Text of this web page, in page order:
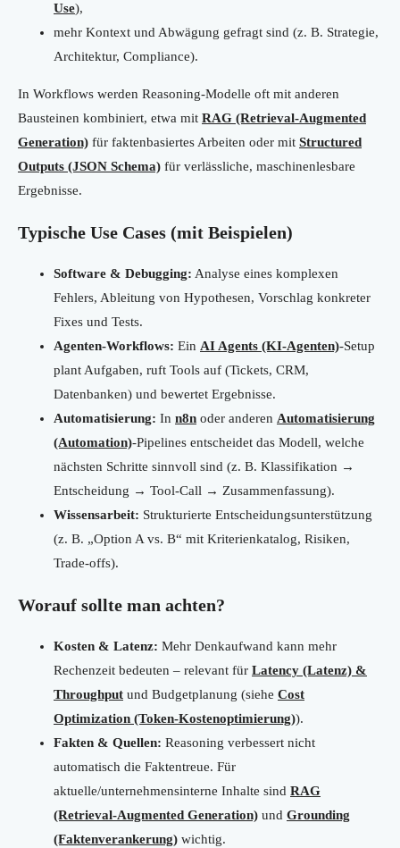
Use),
mehr Kontext und Abwägung gefragt sind (z. B. Strategie,
Architektur, Compliance).
In Workflows werden Reasoning-Modelle oft mit anderen
Bausteinen kombiniert, etwa mit RAG (Retrieval-Augmented
Generation) für faktenbasiertes Arbeiten oder mit Structured
Outputs (JSON Schema) für verlässliche, maschinenlesbare
Ergebnisse.
Typische Use Cases (mit Beispielen)
Software & Debugging: Analyse eines komplexen
Fehlers, Ableitung von Hypothesen, Vorschlag konkreter
Fixes und Tests.
Agenten-Workflows: Ein AI Agents (KI-Agenten)-Setup
plant Aufgaben, ruft Tools auf (Tickets, CRM,
Datenbanken) und bewertet Ergebnisse.
Automatisierung: In n8n oder anderen Automatisierung
(Automation)-Pipelines entscheidet das Modell, welche
nächsten Schritte sinnvoll sind (z. B. Klassifikation →
Entscheidung → Tool-Call → Zusammenfassung).
Wissensarbeit: Strukturierte Entscheidungsunterstützung
(z. B. „Option A vs. B“ mit Kriterienkatalog, Risiken,
Trade-offs).
Worauf sollte man achten?
Kosten & Latenz: Mehr Denkaufwand kann mehr
Rechenzeit bedeuten – relevant für Latency (Latenz) &
Throughput und Budgetplanung (siehe Cost
Optimization (Token-Kostenoptimierung)).
Fakten & Quellen: Reasoning verbessert nicht
automatisch die Faktentreue. Für
aktuelle/unternehmensinterne Inhalte sind RAG
(Retrieval-Augmented Generation) und Grounding
(Faktenverankerung) wichtig.